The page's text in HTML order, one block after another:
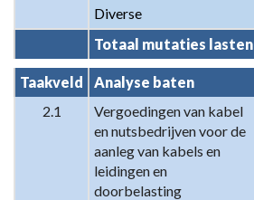
Diverse
Totaal mutaties lasten
Taakveld Analyse baten
2.1
Vergoedingen van kabel
en nutsbedrijven voor de
aanleg van kabels en
leidingen en
doorbelasting